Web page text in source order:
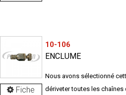
Fiche
10-106
ENCLUME
Nous avons sélectionné
dériveter toutes les chaînes